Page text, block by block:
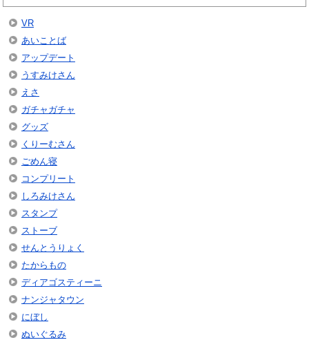
VR
あいことば
アップデート
うすみけさん
えさ
ガチャガチャ
グッズ
くりーむさん
ごめん寝
コンプリート
しろみけさん
スタンプ
ストーブ
せんとうりょく
たからもの
ディアゴスティーニ
ナンジャタウン
にぼし
ぬいぐるみ